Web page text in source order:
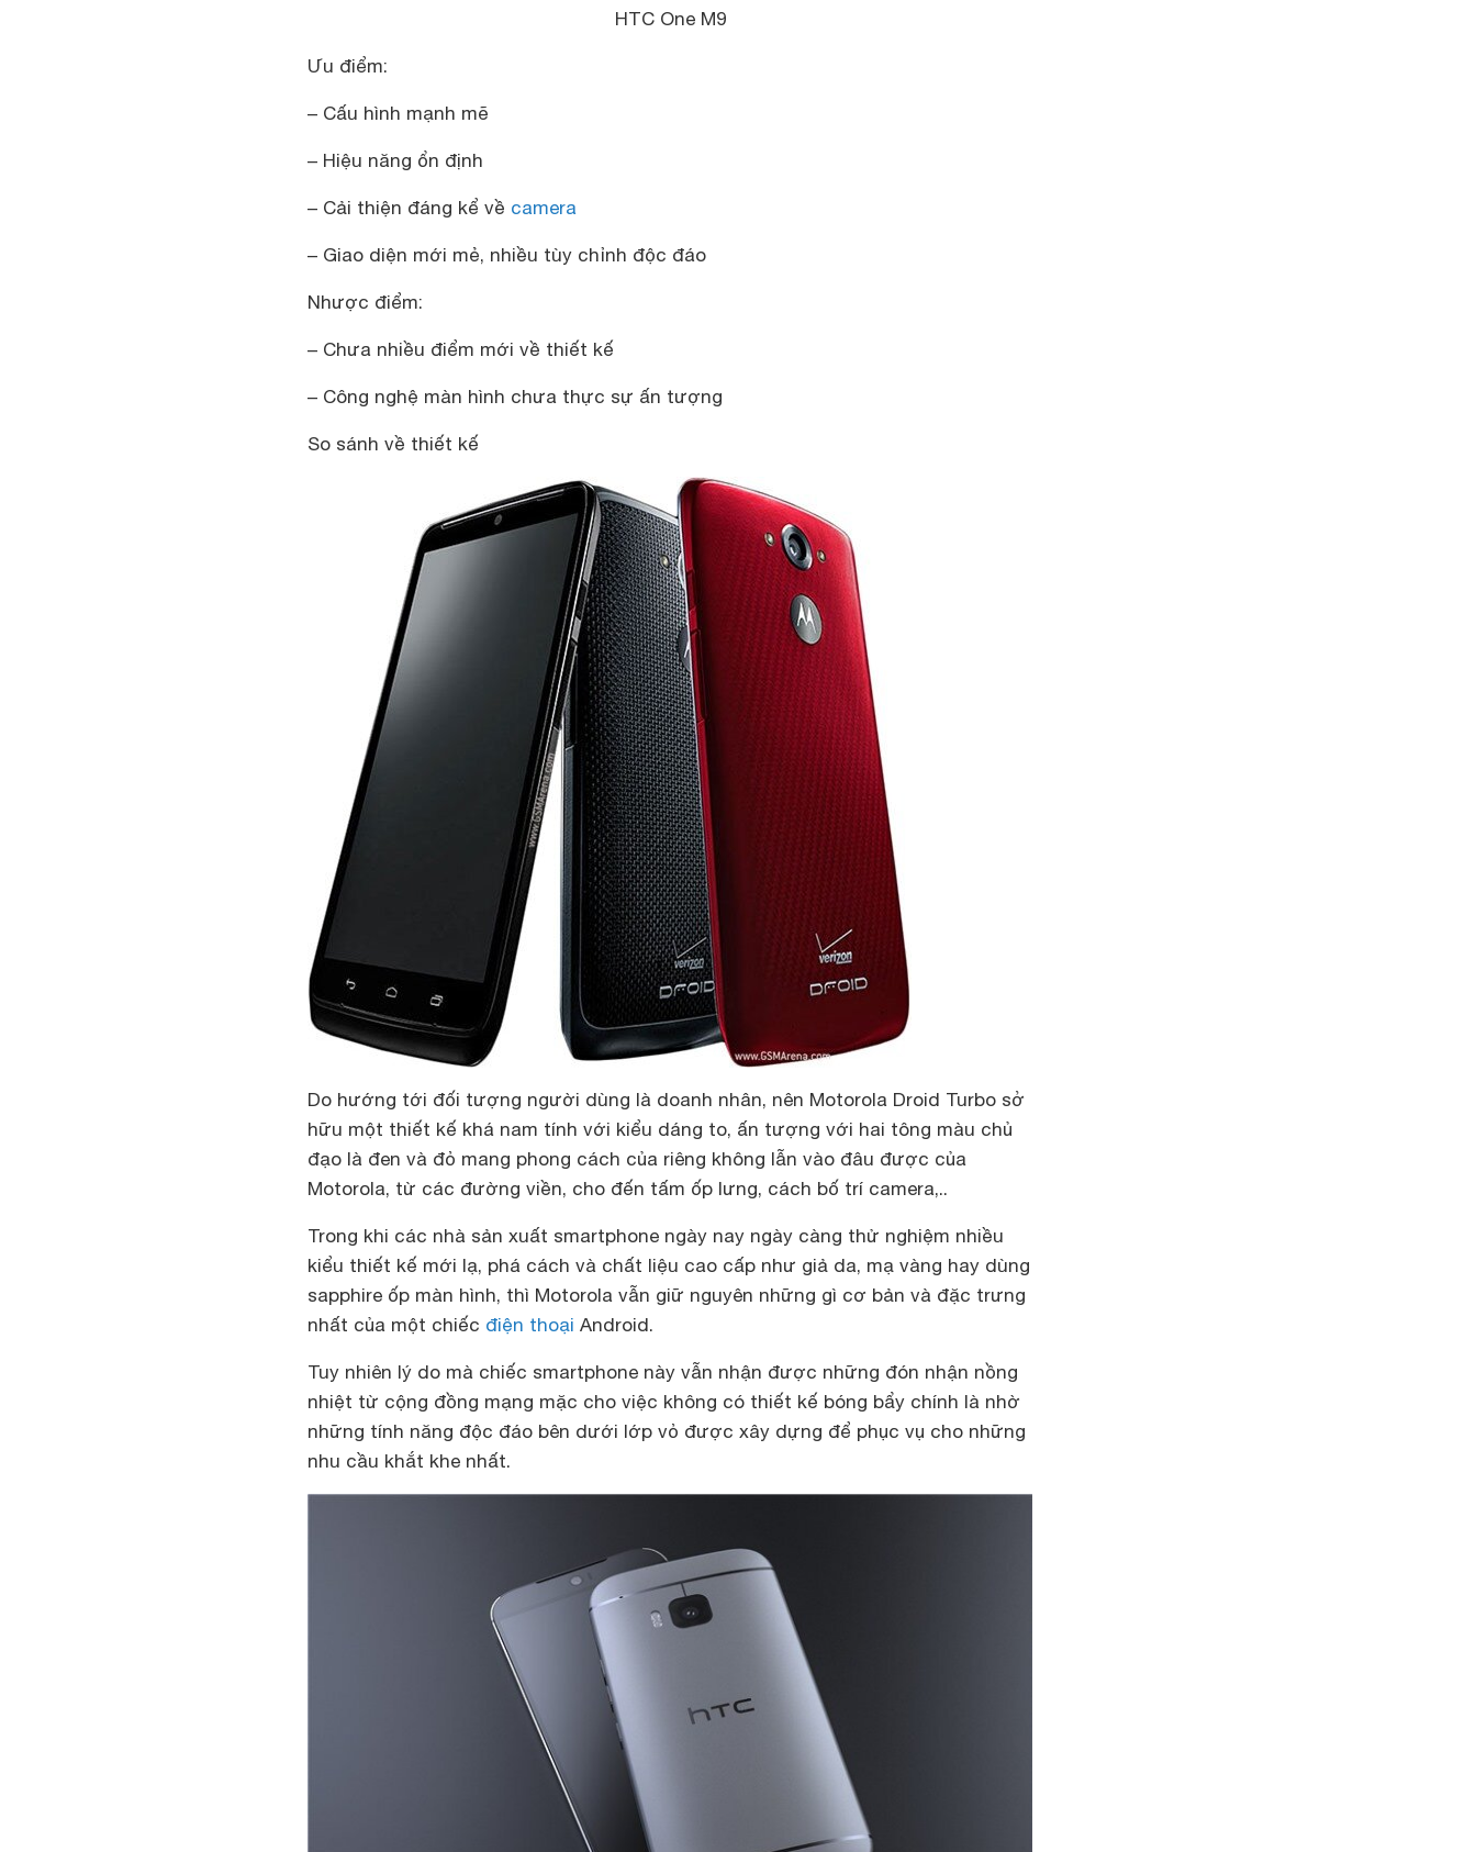
HTC One M9
Ưu điểm:
– Cấu hình mạnh mẽ
– Hiệu năng ổn định
– Cải thiện đáng kể về camera
– Giao diện mới mẻ, nhiều tùy chỉnh độc đáo
Nhược điểm:
– Chưa nhiều điểm mới về thiết kế
– Công nghệ màn hình chưa thực sự ấn tượng
So sánh về thiết kế
Do hướng tới đối tượng người dùng là doanh nhân, nên Motorola Droid Turbo sở
hữu một thiết kế khá nam tính với kiểu dáng to, ấn tượng với hai tông màu chủ
đạo là đen và đỏ mang phong cách của riêng không lẫn vào đâu được của
Motorola, từ các đường viền, cho đến tấm ốp lưng, cách bố trí camera,..
Trong khi các nhà sản xuất smartphone ngày nay ngày càng thử nghiệm nhiều
kiểu thiết kế mới lạ, phá cách và chất liệu cao cấp như giả da, mạ vàng hay dùng
sapphire ốp màn hình, thì Motorola vẫn giữ nguyên những gì cơ bản và đặc trưng
nhất của một chiếc điện thoại Android.
Tuy nhiên lý do mà chiếc smartphone này vẫn nhận được những đón nhận nồng
nhiệt từ cộng đồng mạng mặc cho việc không có thiết kế bóng bẩy chính là nhờ
những tính năng độc đáo bên dưới lớp vỏ được xây dựng để phục vụ cho những
nhu cầu khắt khe nhất.